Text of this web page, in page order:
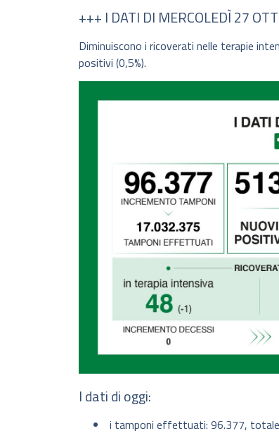
+++ I DATI DI MERCOLEDÌ 27
Diminuiscono i ricoverati nelle terapie
positivi (0,5%).
I dati di oggi:
i tamponi effettuati: 96.377,